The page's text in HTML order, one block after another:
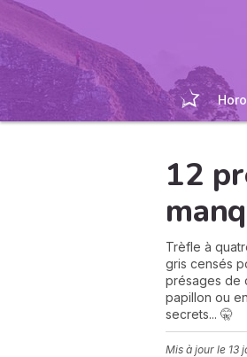
12
Trèfle à
gris censés
présages de
papillon ou
secrets... 🤫
Mis à jour le 13